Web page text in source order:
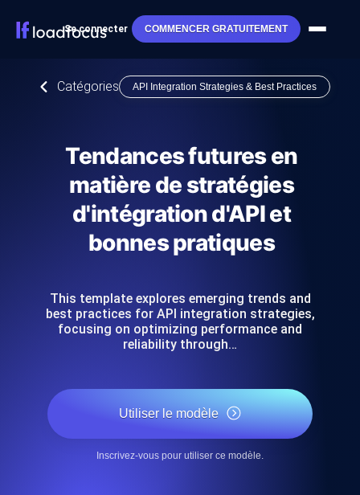
Se connecter COMMENCER GRATUITEMENT
Catégories API Integration Strategies & Best Practices
Tendances futures en
matière de stratégies
d'intégration d'API et
bonnes pratiques
This template explores emerging trends and
best practices for API integration strategies,
focusing on optimizing performance and
reliability through…
Utiliser le modèle
Inscrivez-vous pour utiliser ce modèle.